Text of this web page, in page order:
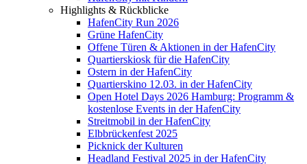
Highlights & Rückblicke
HafenCity Run 2026
Grüne HafenCity
Offene Türen & Aktionen in der HafenCity
Quartierskiosk für die HafenCity
Ostern in der HafenCity
Quartierskino 12.03. in der HafenCity
Open Hotel Days 2026 Hamburg: Programm &
kostenlose Events in der HafenCity
Streitmobil in der HafenCity
Elbbrückenfest 2025
Picknick der Kulturen
Headland Festival 2025 in der HafenCity